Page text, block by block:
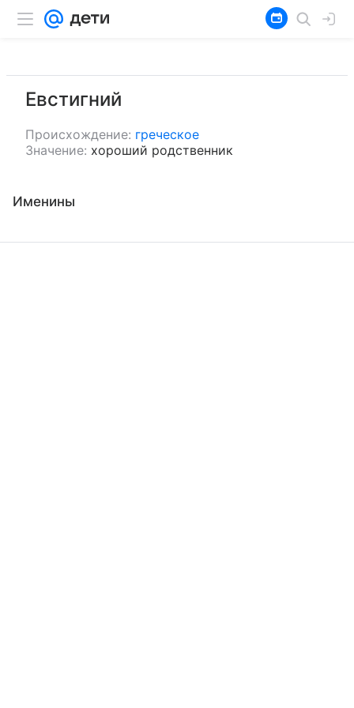
Евстигний
Происхождение: греческое
Значение: хороший родственник
Именины